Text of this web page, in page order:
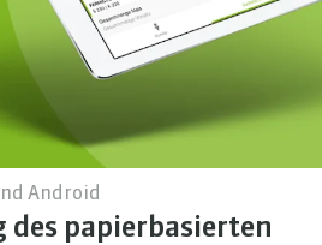
Android
papierbasierten